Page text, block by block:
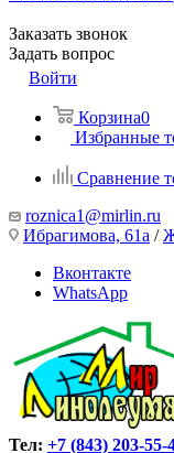
Заказать звонок
Задать вопрос
Войти
Корзина0
Избранные
Сравнение
roznica1@mirlin.ru
Ибрагимова, 61а /
Вконтакте
WhatsApp
Тел: +7 (843) 203-55-